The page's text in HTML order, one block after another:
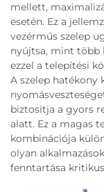
mellett,
esetén. Ez a
vezérműs szelep
nyújtsa, mint több
ezzel a telepítési
A szelep hatékony
biztosítja a gyors
alatt. Ez a magas
kombinációja
olyan
fenntartása